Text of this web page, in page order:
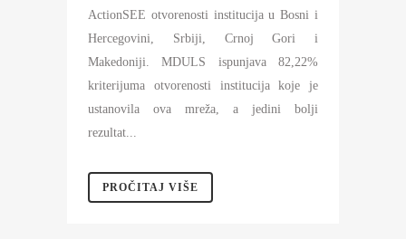
ActionSEE otvorenosti institucija u Bosni i
Hercegovini, Srbiji, Crnoj Gori i
Makedoniji. MDULS ispunjava 82,22%
kriterijuma otvorenosti institucija koje je
ustanovila ova mreža, a jedini bolji
rezultat...
PROČITAJ VIŠE